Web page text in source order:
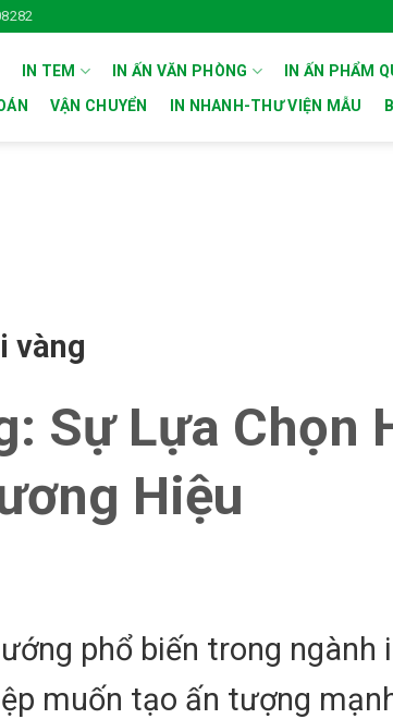
IN TEM IN ẤN VĂN PHÒNG IN ẤN PHẨM
VẬN CHUYỂN IN NHANH-THƯ VIỆN MẪU
vàng
Sự Lựa Chọn
Hiệu
phổ biến trong ngành
muốn tạo ấn tượng